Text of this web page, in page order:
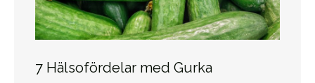
7 Hälsofördelar med Gurka